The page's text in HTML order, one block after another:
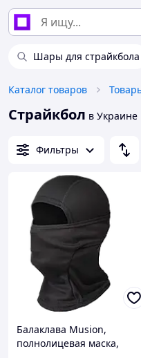
Шары для страйкбола
Каталог товаров
Страйкбол в Украине
Фильтры
Балаклава Musion,
полнолицевая маска,